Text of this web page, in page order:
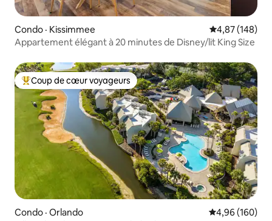
Condo · Kissimmee Note
4,87 (148)
Appartement élégant à 20 minutes de Disney/lit King Size
Coup de cœur voyageurs parmi les plus aimés
Coup de cœur voyageurs
Condo · Orlando Note
4,96 (160)